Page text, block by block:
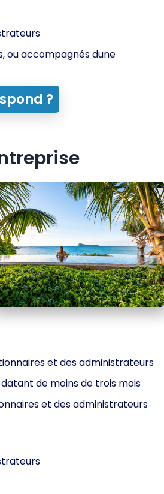
accompagnés dune
?
et des administrateurs
de moins de trois mois
et des administrateurs